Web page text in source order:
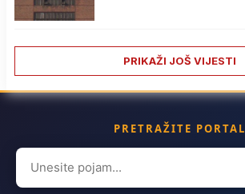
PRIKAŽI JOŠ VIJESTI
PRETRAŽITE PORTAL
Search
for: